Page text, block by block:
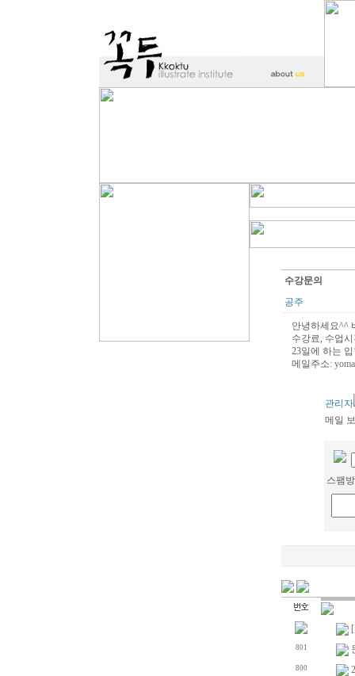
수강문의
공주
안녕하세요^^
수강료, 수업
23일에 하는
메일주소:
관리자
메일
스팸
801
800